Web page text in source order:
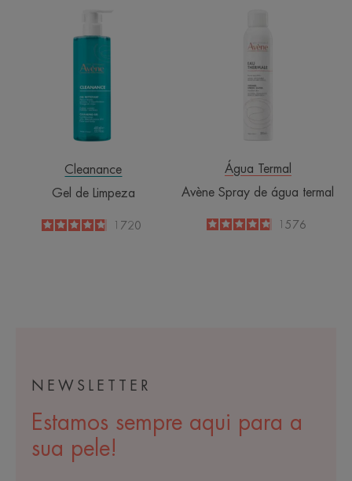
Limpeza
Cleanance
Gel de Limpeza
4.8
/51720
de
termal
Água Termal
Avène Spray de água termal
4.8
/51576
NEWSLETTER
Estamos sempre aqui para a
sua pele!